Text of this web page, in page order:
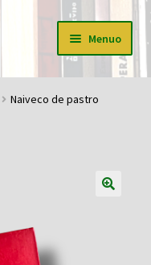
Menuo
Naiveco de pastro